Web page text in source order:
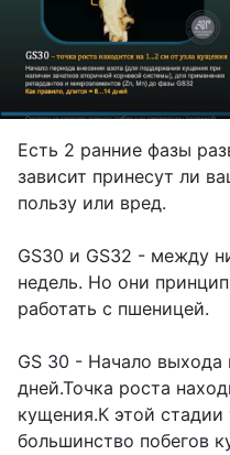
Есть 2 ранние фазы
зависит принесут ли
пользу или вред.
GS30 и GS32 - между
недель. Но они
работать с пшеницей.
GS 30 - Начало выхода
дней.Точка роста
кущения.К этой
большинство побегов